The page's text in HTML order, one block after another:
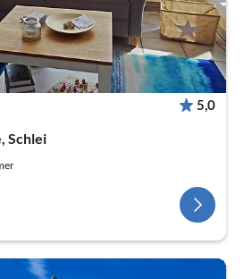
5,0
Schlei